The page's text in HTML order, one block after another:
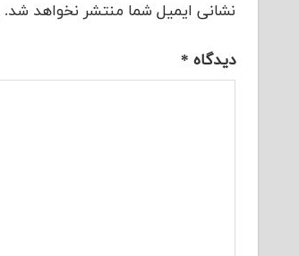
نشانی ایمیل شما منتشر نخواهد شد.
دیدگاه *